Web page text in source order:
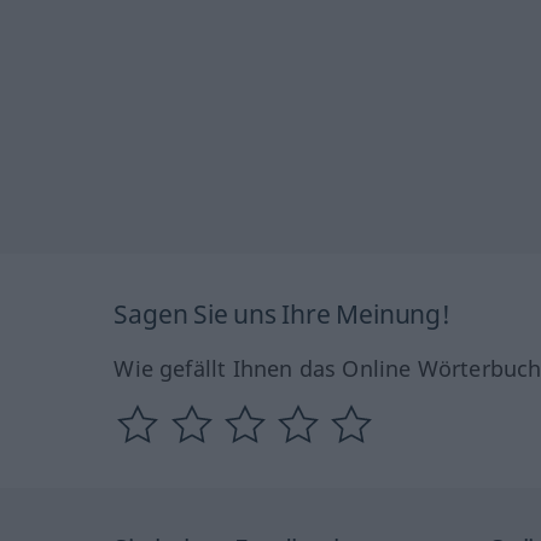
Sagen Sie uns Ihre Meinung!
Wie gefällt Ihnen das Online